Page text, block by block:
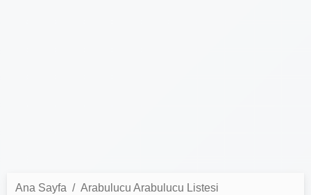
Ana Sayfa
Arabulucu Arabulucu Listesi